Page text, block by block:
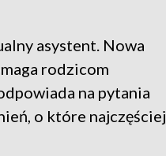
asystent. Nowa
rodzicom
na pytania
o które najczęściej